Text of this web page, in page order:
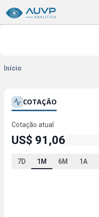
Início
COTAÇÃO
Cotação atual
US$ 91,06
7D 1M 6M 1A